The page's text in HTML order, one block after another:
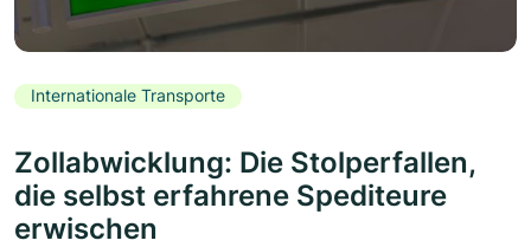
Internationale Transporte
Zollabwicklung: Die Stolperfallen,
die selbst erfahrene Spediteure
erwischen